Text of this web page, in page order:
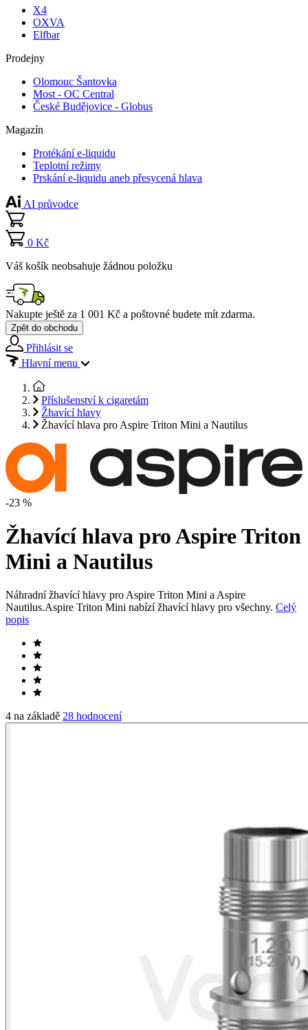
X4
OXVA
Elfbar
Prodejny
Olomouc Šantovka
Most - OC Central
České Budějovice - Globus
Magazín
Protékání e-liquidu
Teplotní režimy
Prskání e-liquidu aneb přesycená hlava
AI průvodce
0 Kč
Váš košík neobsahuje žádnou položku
Nakupte ještě za 1 001 Kč a poštovné budete mít zdarma.
Zpět do obchodu
Přihlásit se
Hlavní menu
Příslušenství k cigaretám
Žhavící hlavy
Žhavící hlava pro Aspire Triton Mini a Nautilus
-23 %
Žhavící hlava pro Aspire Triton
Mini a Nautilus
Náhradní žhavící hlavy pro Aspire Triton Mini a Aspire
Nautilus.Aspire Triton Mini nabízí žhavící hlavy pro všechny. Celý
popis
4 na základě 28 hodnocení